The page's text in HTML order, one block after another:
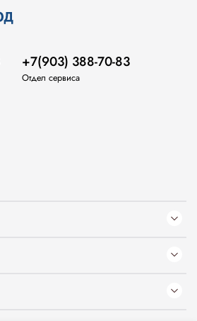
+7(903) 388-70-83
Отдел сервиса